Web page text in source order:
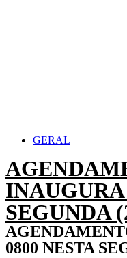
GERAL
INAUGURA
SEGUNDA
0800 NESTA